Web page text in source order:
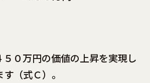
５０万円の価値の上昇を実現し
（式Ｃ）。